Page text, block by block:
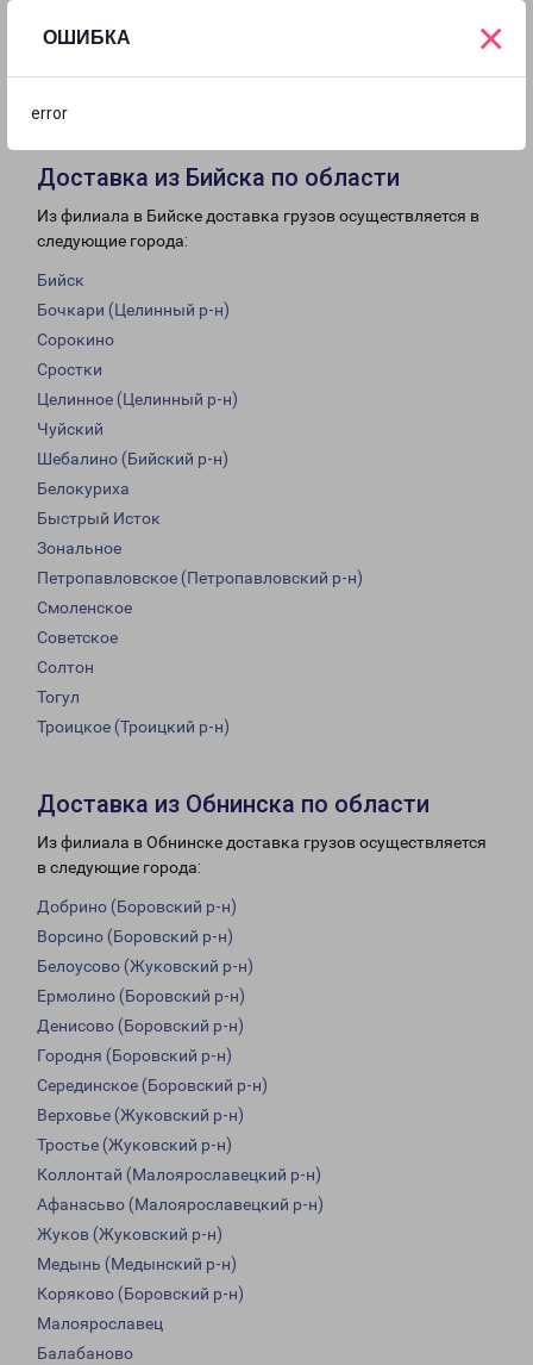
ОШИБКА
error
×
Доставка из Бийска по области
Из филиала в Бийске доставка грузов осуществляется в
следующие города:
Бийск
Бочкари (Целинный р-н)
Сорокино
Сростки
Целинное (Целинный р-н)
Чуйский
Шебалино (Бийский р-н)
Белокуриха
Быстрый Исток
Зональное
Петропавловское (Петропавловский р-н)
Смоленское
Советское
Солтон
Тогул
Троицкое (Троицкий р-н)
Доставка из Обнинска по области
Из филиала в Обнинске доставка грузов осуществляется
в следующие города:
Добрино (Боровский р-н)
Ворсино (Боровский р-н)
Белоусово (Жуковский р-н)
Ермолино (Боровский р-н)
Денисово (Боровский р-н)
Городня (Боровский р-н)
Серединское (Боровский р-н)
Верховье (Жуковский р-н)
Тростье (Жуковский р-н)
Коллонтай (Малоярославецкий р-н)
Афанасьво (Малоярославецкий р-н)
Жуков (Жуковский р-н)
Медынь (Медынский р-н)
Коряково (Боровский р-н)
Малоярославец
Балабаново